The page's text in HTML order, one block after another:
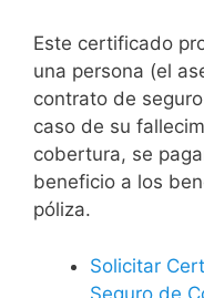
Este certificado
una persona (el
contrato de
caso de su
cobertura, se
beneficio a los
póliza.
Solicitar
Seguro de